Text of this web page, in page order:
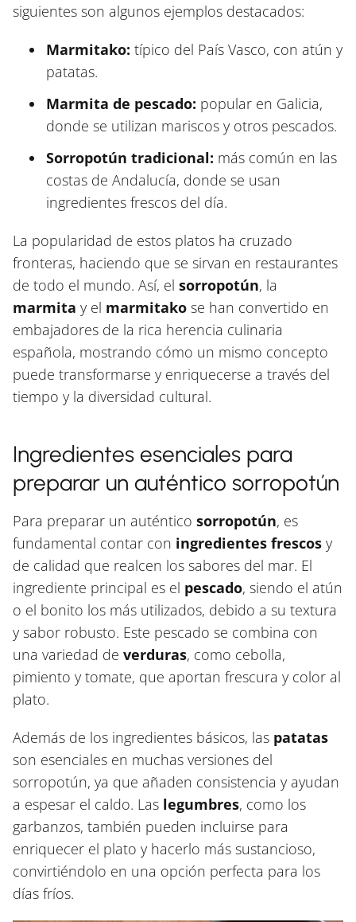
siguientes son algunos ejemplos destacados:
Marmitako: típico del País Vasco, con atún y
patatas.
Marmita de pescado: popular en Galicia,
donde se utilizan mariscos y otros pescados.
Sorropotún tradicional: más común en las
costas de Andalucía, donde se usan
ingredientes frescos del día.
La popularidad de estos platos ha cruzado
fronteras, haciendo que se sirvan en restaurantes
de todo el mundo. Así, el sorropotún, la
marmita y el marmitako se han convertido en
embajadores de la rica herencia culinaria
española, mostrando cómo un mismo concepto
puede transformarse y enriquecerse a través del
tiempo y la diversidad cultural.
Ingredientes esenciales para
preparar un auténtico sorropotún
Para preparar un auténtico sorropotún, es
fundamental contar con ingredientes frescos y
de calidad que realcen los sabores del mar. El
ingrediente principal es el pescado, siendo el atún
o el bonito los más utilizados, debido a su textura
y sabor robusto. Este pescado se combina con
una variedad de verduras, como cebolla,
pimiento y tomate, que aportan frescura y color al
plato.
Además de los ingredientes básicos, las patatas
son esenciales en muchas versiones del
sorropotún, ya que añaden consistencia y ayudan
a espesar el caldo. Las legumbres, como los
garbanzos, también pueden incluirse para
enriquecer el plato y hacerlo más sustancioso,
convirtiéndolo en una opción perfecta para los
días fríos.